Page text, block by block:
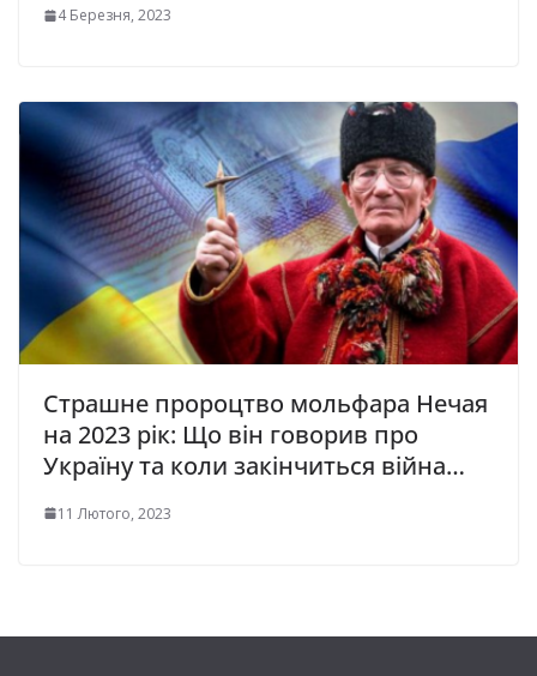
4 Березня, 2023
Страшне пророцтво мольфара Нечая
на 2023 рік: Що він говорив про
Україну та коли закінчиться війна…
11 Лютого, 2023